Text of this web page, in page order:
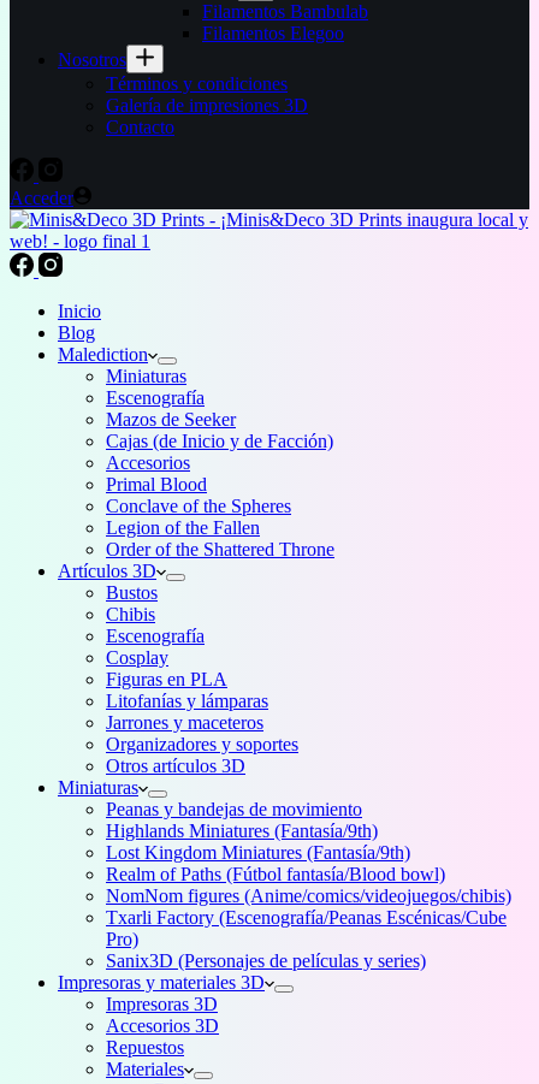
Filamentos Bambulab
Filamentos Elegoo
Nosotros
Términos y condiciones
Galería de impresiones 3D
Contacto
Acceder
Inicio
Blog
Malediction
Miniaturas
Escenografía
Mazos de Seeker
Cajas (de Inicio y de Facción)
Accesorios
Primal Blood
Conclave of the Spheres
Legion of the Fallen
Order of the Shattered Throne
Artículos 3D
Bustos
Chibis
Escenografía
Cosplay
Figuras en PLA
Litofanías y lámparas
Jarrones y maceteros
Organizadores y soportes
Otros artículos 3D
Miniaturas
Peanas y bandejas de movimiento
Highlands Miniatures (Fantasía/9th)
Lost Kingdom Miniatures (Fantasía/9th)
Realm of Paths (Fútbol fantasía/Blood bowl)
NomNom figures (Anime/comics/videojuegos/chibis)
Txarli Factory (Escenografía/Peanas Escénicas/Cube
Pro)
Sanix3D (Personajes de películas y series)
Impresoras y materiales 3D
Impresoras 3D
Accesorios 3D
Repuestos
Materiales